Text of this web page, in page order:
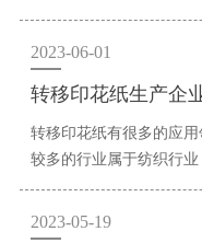
2023-06-01
转移印花纸生产企
转移印花纸有很多的应
较多的行业属于纺织行业
2023-05-19